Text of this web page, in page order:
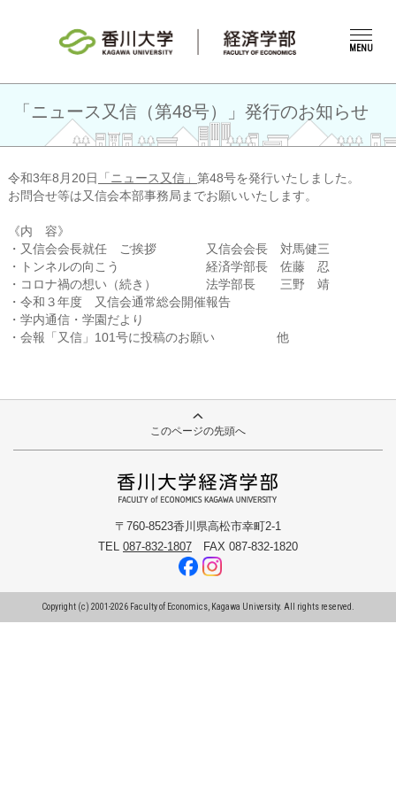
MENU
「ニュース又信（第48号）」発行のお知らせ
令和3年8月20日 「ニュース又信」 第48号を発行いたしました。
お問合せ等は又信会本部事務局までお願いいたします。
《内 容》
・又信会会長就任 ご挨拶 又信会会長 対馬健三
・トンネルの向こう 経済学部長 佐藤 忍
・コロナ禍の想い（続き） 法学部長 三野 靖
・令和３年度 又信会通常総会開催報告
・学内通信・学園だより
・会報「又信」101号に投稿のお願い 他
このページの先頭へ
〒760-8523香川県高松市幸町2-1
TEL 087-832-1807 FAX 087-832-1820
Copyright (c) 2001-2026 Faculty of Economics, Kagawa University. All rights reserved.